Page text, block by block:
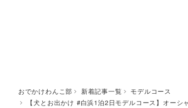
おでかけわんこ部 新着記事一覧
モデルコース
【犬とお出かけ #白浜1泊2日モデルコース】オー